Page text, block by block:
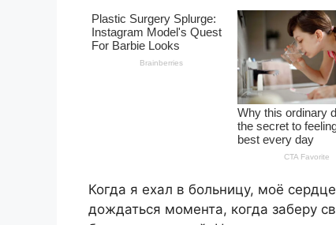
Когда я ехал в больницу, моё
дождаться момента, когда заберу